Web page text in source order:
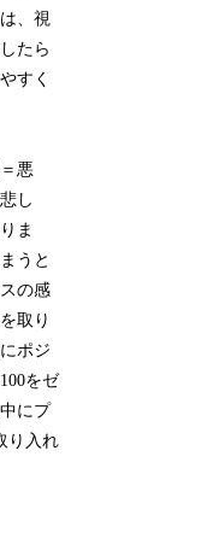
、視
たら
すく
悪
し
ま
うと
の感
取り
ポジ
をゼ
にプ
り入れ